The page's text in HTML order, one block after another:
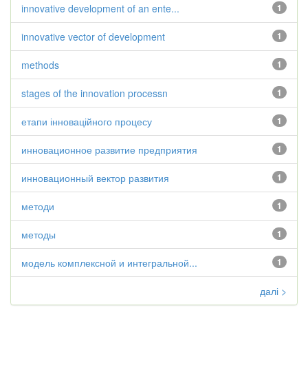
1
innovative development of an ente...
1
innovative vector of development
1
methods
1
stages of the innovation processn
1
етапи інноваційного процесу
1
инновационное развитие предприятия
1
инновационный вектор развития
1
методи
1
методы
1
модель комплексной и интегральной...
далі >